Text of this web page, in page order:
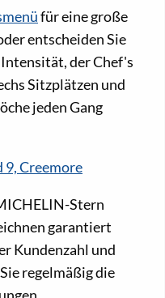
für eine große
entscheiden Sie
der Chef's
Sitzplätzen und
jeden Gang
9, Creemore
Stern
garantiert
Kundenzahl und
regelmäßig die